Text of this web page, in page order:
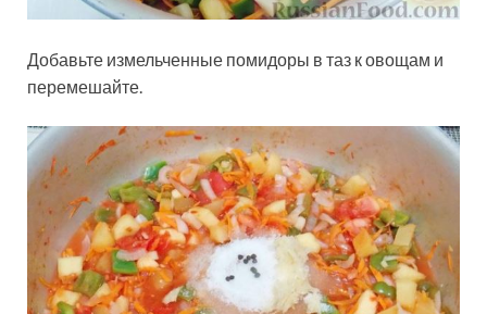
Добавьте измельченные помидоры в таз к овощам и
перемешайте.